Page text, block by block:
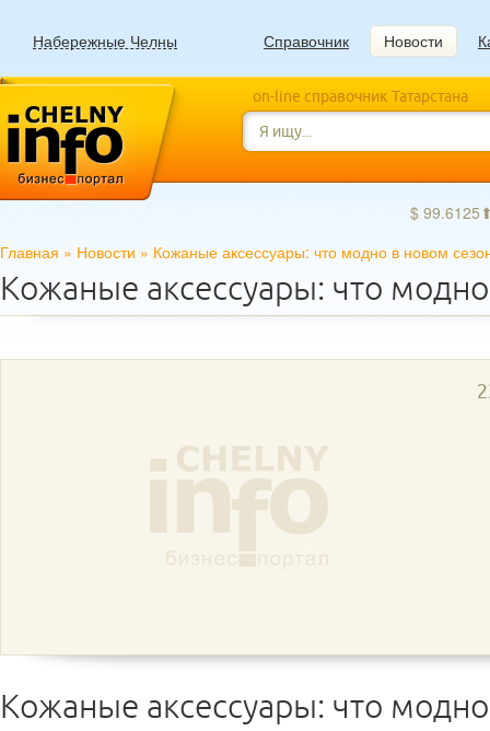
Набережные Челны Справочник Новости
on-line справочник Татарстана
$
Главная » Новости » Кожаные аксессуары: что модно в новом
Кожаные аксессуары: что
Кожаные аксессуары: что